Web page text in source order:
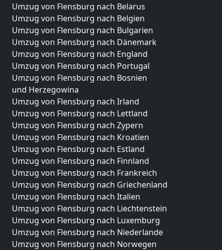
Umzug von Flensburg nach Belarus
Umzug von Flensburg nach Belgien
Umzug von Flensburg nach Bulgarien
Umzug von Flensburg nach Dänemark
Umzug von Flensburg nach England
Umzug von Flensburg nach Portugal
Umzug von Flensburg nach Bosnien
und Herzegowina
Umzug von Flensburg nach Irland
Umzug von Flensburg nach Lettland
Umzug von Flensburg nach Zypern
Umzug von Flensburg nach Kroatien
Umzug von Flensburg nach Estland
Umzug von Flensburg nach Finnland
Umzug von Flensburg nach Frankreich
Umzug von Flensburg nach Griechenland
Umzug von Flensburg nach Italien
Umzug von Flensburg nach Liechtenstein
Umzug von Flensburg nach Luxemburg
Umzug von Flensburg nach Niederlande
Umzug von Flensburg nach Norwegen